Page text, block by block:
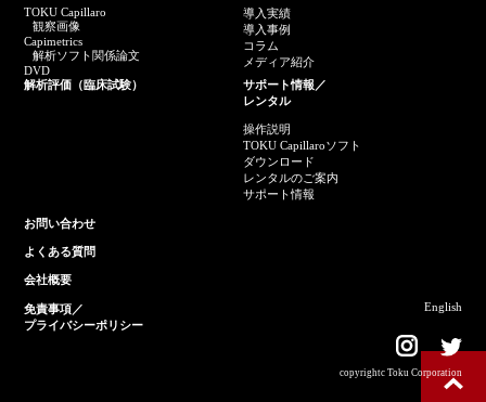
TOKU Capillaro
観察画像
Capimetrics
解析ソフト関係論文
DVD
導入実績
導入事例
コラム
メディア紹介
解析評価（臨床試験）
サポート情報／
レンタル
操作説明
TOKU Capillaroソフト
ダウンロード
レンタルのご案内
サポート情報
お問い合わせ
よくある質問
会社概要
免責事項／
プライバシーポリシー
English
copyrightc Toku Corporation